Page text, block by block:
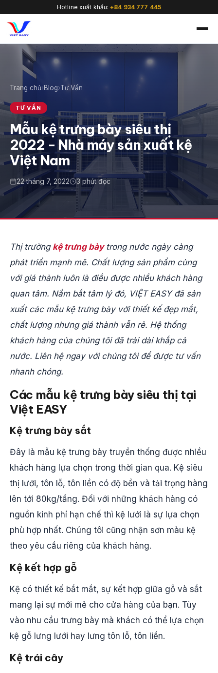
Hotline xuất khẩu:+84 934 777 445
🇻🇳
Trang chủ›Blog›Tư Vấn
TƯ VẤN
Mẫu kệ trưng bày siêu thị
2022 - Nhà máy sản xuất kệ
Việt Nam
22 tháng 7, 2022 3 phút đọc
Thị trường kệ trưng bàytrong nước ngày càng
phát triển mạnh mẽ. Chất lượng sản phẩm cùng
với giá thành luôn là điều được nhiều khách hàng
quan tâm. Nắm bắt tâm lý đó, VIỆT EASY đã sản
xuất các mẫu kệ trưng bày với thiết kế đẹp mắt,
chất lượng nhưng giá thành vẫn rẻ. Hệ thống
khách hàng của chúng tôi đã trải dài khắp cả
nước. Liên hệ ngay với chúng tôi để được tư vấn
nhanh chóng.
Các mẫu kệ trưng bày siêu thị tại
Việt EASY
Kệ trưng bày sắt
Đây là mẫu kệ trưng bày truyền thống được nhiều
khách hàng lựa chọn trong thời gian qua. Kệ siêu
thị lưới, tôn lỗ, tôn liền có độ bền và tải trọng hàng
lên tới 80kg/tầng. Đối với những khách hàng có
nguồn kinh phí hạn chế thì kệ lưới là sự lựa chọn
phù hợp nhất. Chúng tôi cũng nhận sơn màu kệ
theo yêu cầu riêng của khách hàng.
Kệ kết hợp gỗ
Kệ có thiết kế bắt mắt, sự kết hợp giữa gỗ và sắt
mang lại sự mới mẻ cho cửa hàng của bạn. Tùy
vào nhu cầu trưng bày mà khách có thể lựa chọn
kệ gỗ lưng lưới hay lưng tôn lỗ, tôn liền.
Kệ trái cây